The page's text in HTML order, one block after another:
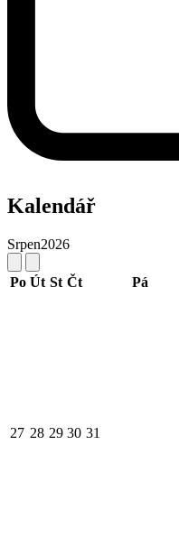
Kalendář
Srpen2026
Po Út St Čt Pá
27 28 29 30 31